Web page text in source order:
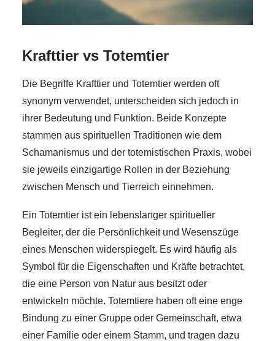
Krafttier vs Totemtier
Die Begriffe Krafttier und Totemtier werden oft
synonym verwendet, unterscheiden sich jedoch in
ihrer Bedeutung und Funktion. Beide Konzepte
stammen aus spirituellen Traditionen wie dem
Schamanismus und der totemistischen Praxis, wobei
sie jeweils einzigartige Rollen in der Beziehung
zwischen Mensch und Tierreich einnehmen.
Ein Totemtier ist ein lebenslanger spiritueller
Begleiter, der die Persönlichkeit und Wesenszüge
eines Menschen widerspiegelt. Es wird häufig als
Symbol für die Eigenschaften und Kräfte betrachtet,
die eine Person von Natur aus besitzt oder
entwickeln möchte. Totemtiere haben oft eine enge
Bindung zu einer Gruppe oder Gemeinschaft, etwa
einer Familie oder einem Stamm, und tragen dazu